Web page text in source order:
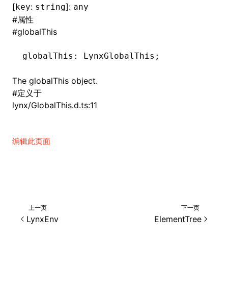
[key: string]: any
#属性
#globalThis
globalThis : LynxGlobalThis;
The globalThis object.
#定义于
lynx/GlobalThis.d.ts:11
编辑此页面
上一页
LynxEnv
下一页
ElementTree